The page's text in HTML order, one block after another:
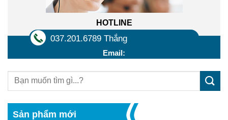
HOTLINE
037.201.6789 Thắng
Email:
Sản phẩm mới